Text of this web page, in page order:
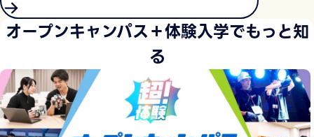
オープンキャンパス＋体験入学でもっと知
る